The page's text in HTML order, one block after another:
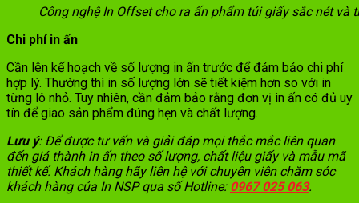
Công nghệ In Offset cho ra ấn phẩm túi giấy sắc nét và
Chi phí in ấn
Cần lên kế hoạch về số lượng in ấn trước để đảm bảo chi phí
hợp lý. Thường thì in số lượng lớn sẽ tiết kiệm hơn so với in
từng lô nhỏ. Tuy nhiên, cần đảm bảo rằng đơn vị in ấn có đủ uy
tín để giao sản phẩm đúng hẹn và chất lượng.
Lưu ý: Để được tư vấn và giải đáp mọi thắc mắc liên quan
đến giá thành in ấn theo số lượng, chất liệu giấy và mẫu mã
thiết kế. Khách hàng hãy liên hệ với chuyên viên chăm sóc
khách hàng của In NSP qua số Hotline: 0967 025 063.